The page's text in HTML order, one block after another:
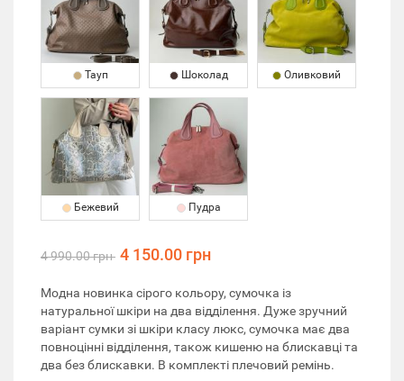
Тауп Шоколад Оливковий
Бежевий Пудра
4 990.00 грн 4 150.00 грн
Модна новинка сірого кольору, сумочка із
натуральної шкіри на два відділення. Дуже зручний
варіант сумки зі шкіри класу люкс, сумочка має два
повноцінні відділення, також кишеню на блискавці та
два без блискавки. В комплекті плечовий ремінь.